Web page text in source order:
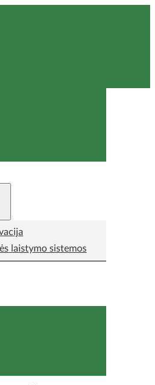
laistymo sistemos